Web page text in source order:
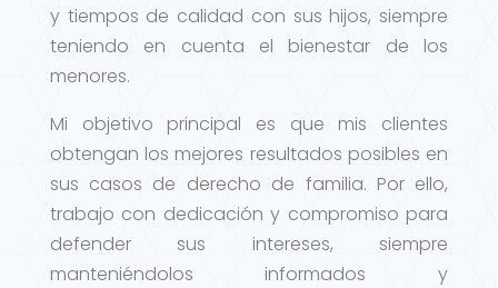
y tiempos de calidad con sus hijos, siempre
teniendo en cuenta el bienestar de los
menores.
Mi objetivo principal es que mis clientes
obtengan los mejores resultados posibles en
sus casos de derecho de familia. Por ello,
trabajo con dedicación y compromiso para
defender sus intereses, siempre
manteniéndolos informados y